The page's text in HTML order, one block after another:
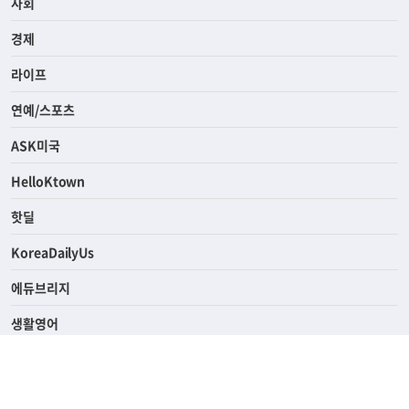
경제
라이프
연예/스포츠
ASK미국
HelloKtown
핫딜
KoreaDailyUs
에듀브리지
생활영어